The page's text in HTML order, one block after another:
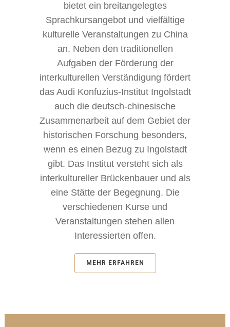
bietet ein breitangelegtes
Sprachkursangebot und vielfältige
kulturelle Veranstaltungen zu China
an. Neben den traditionellen
Aufgaben der Förderung der
interkulturellen Verständigung fördert
das Audi Konfuzius-Institut Ingolstadt
auch die deutsch-chinesische
Zusammenarbeit auf dem Gebiet der
historischen Forschung besonders,
wenn es einen Bezug zu Ingolstadt
gibt. Das Institut versteht sich als
interkultureller Brückenbauer und als
eine Stätte der Begegnung. Die
verschiedenen Kurse und
Veranstaltungen stehen allen
Interessierten offen.
MEHR ERFAHREN